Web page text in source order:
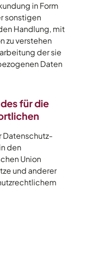
in Form
sonstigen
Handlung, mit
zu verstehen
der sie
Daten
für die
Datenschutz-
den
Union
und anderer